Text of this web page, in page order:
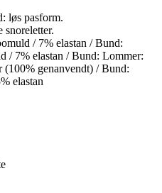
løs pasform.
snoreletter.
/ 7% elastan / Bund:
/ 7% elastan / Bund: Lommer:
genanvendt) / Bund:
elastan